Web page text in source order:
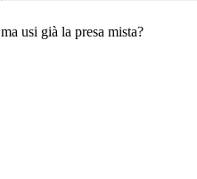
ma usi già la presa mista?